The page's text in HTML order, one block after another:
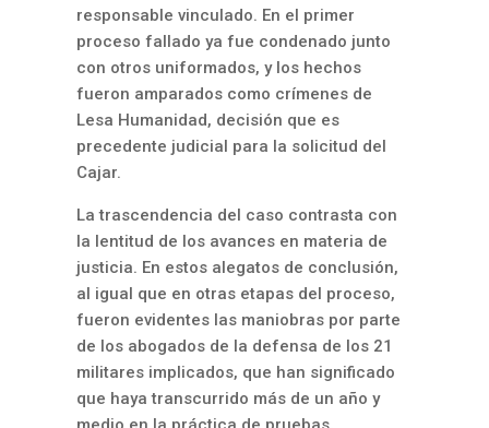
responsable vinculado. En el primer
proceso fallado ya fue condenado junto
con otros uniformados, y los hechos
fueron amparados como crímenes de
Lesa Humanidad, decisión que es
precedente judicial para la solicitud del
Cajar.
La trascendencia del caso contrasta con
la lentitud de los avances en materia de
justicia. En estos alegatos de conclusión,
al igual que en otras etapas del proceso,
fueron evidentes las maniobras por parte
de los abogados de la defensa de los 21
militares implicados, que han significado
que haya transcurrido más de un año y